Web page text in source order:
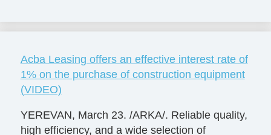
Acba Leasing offers an effective interest rate of
1% on the purchase of construction equipment
(VIDEO)
YEREVAN, March 23. /ARKA/. Reliable quality,
high efficiency, and a wide selection of